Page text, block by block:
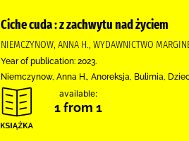
Ciche cuda : z zachwytu nad życiem
NIEMCZYNOW, ANNA H., WYDAWNICTWO
Year of publication: 2023.
Niemczynow, Anna H., Anoreksja, Bulimia,
available:
1 from 1